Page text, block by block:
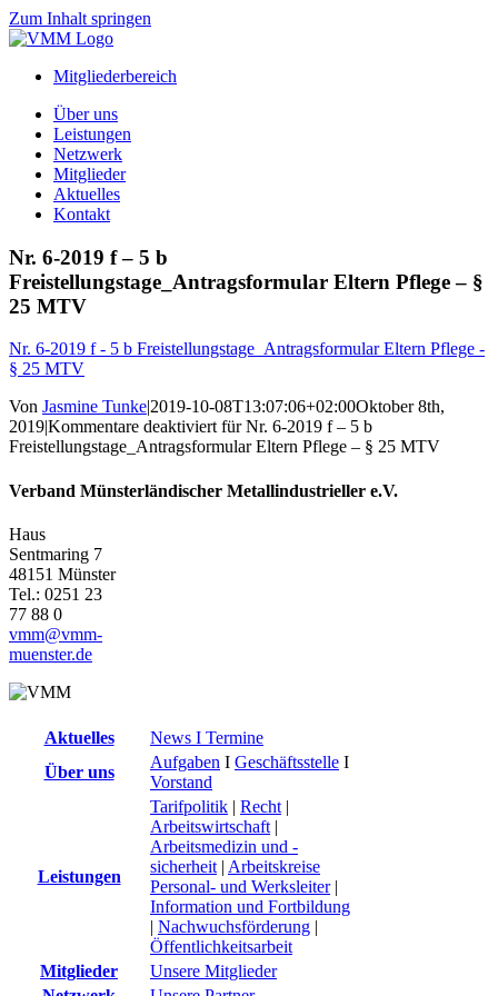
Zum Inhalt springen
Mitgliederbereich
Über uns
Leistungen
Netzwerk
Mitglieder
Aktuelles
Kontakt
Nr. 6-2019 f – 5 b
Freistellungstage_Antragsformular Eltern Pflege – §
25 MTV
Nr. 6-2019 f - 5 b Freistellungstage_Antragsformular Eltern Pflege -
§ 25 MTV
Von Jasmine Tunke|2019-10-08T13:07:06+02:00Oktober 8th,
2019|Kommentare deaktiviertfür Nr. 6-2019 f – 5 b
Freistellungstage_Antragsformular Eltern Pflege – § 25 MTV
Verband Münsterländischer Metallindustrieller e.V.
Haus
Sentmaring 7
48151 Münster
Tel.: 0251 23
77 88 0
vmm@vmm-
muenster.de
Aktuelles
News I Termine
Über uns
Aufgaben I Geschäftsstelle I
Vorstand
Leistungen
Tarifpolitik | Recht |
Arbeitswirtschaft |
Arbeitsmedizin und -
sicherheit | Arbeitskreise
Personal- und Werksleiter|
Information und Fortbildung
| Nachwuchsförderung |
Öffentlichkeitsarbeit
Mitglieder
Unsere Mitglieder